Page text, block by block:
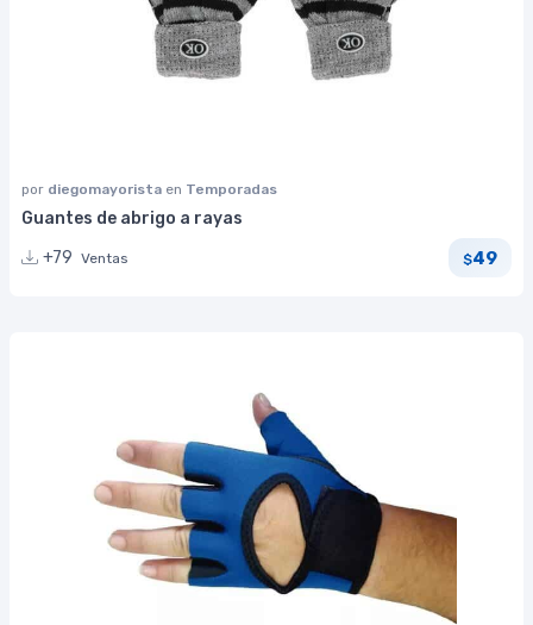
por diegomayorista en Temporadas
Guantes de abrigo a rayas
+79 Ventas $49